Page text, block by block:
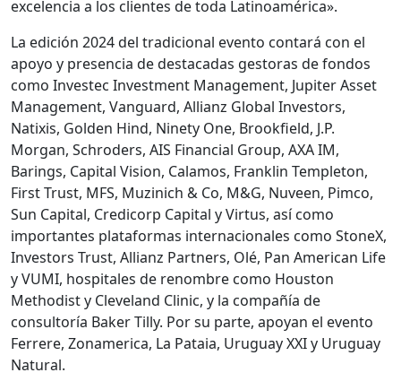
excelencia a los clientes de toda Latinoamérica».
La edición 2024 del tradicional evento contará con el
apoyo y presencia de destacadas gestoras de fondos
como Investec Investment Management, Jupiter Asset
Management, Vanguard, Allianz Global Investors,
Natixis, Golden Hind, Ninety One, Brookfield, J.P.
Morgan, Schroders, AIS Financial Group, AXA IM,
Barings, Capital Vision, Calamos, Franklin Templeton,
First Trust, MFS, Muzinich & Co, M&G, Nuveen, Pimco,
Sun Capital, Credicorp Capital y Virtus, así como
importantes plataformas internacionales como StoneX,
Investors Trust, Allianz Partners, Olé, Pan American Life
y VUMI, hospitales de renombre como Houston
Methodist y Cleveland Clinic, y la compañía de
consultoría Baker Tilly. Por su parte, apoyan el evento
Ferrere, Zonamerica, La Pataia, Uruguay XXI y Uruguay
Natural.